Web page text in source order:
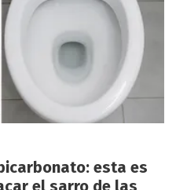
esta es
el sarro de las